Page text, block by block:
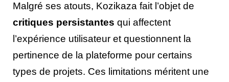
Malgré ses atouts, Kozikaza fait l’objet de
critiques persistantes qui affectent
l’expérience utilisateur et questionnent la
pertinence de la plateforme pour certains
types de projets. Ces limitations méritent une